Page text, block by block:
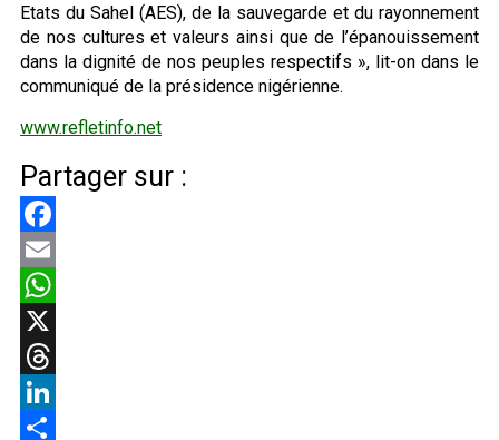
Etats du Sahel (AES), de la sauvegarde et du rayonnement
de nos cultures et valeurs ainsi que de l’épanouissement
dans la dignité de nos peuples respectifs », lit-on dans le
communiqué de la présidence nigérienne.
www.refletinfo.net
Partager sur :
Facebook
Email
WhatsApp
X
Threads
LinkedIn